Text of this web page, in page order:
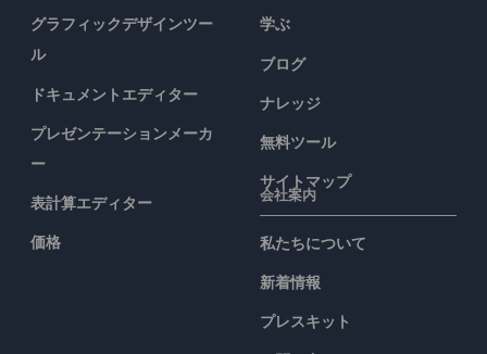
グラフィックデザインツー
ル
ドキュメントエディター
プレゼンテーションメーカ
ー
表計算エディター
価格
学ぶ
ブログ
ナレッジ
無料ツール
サイトマップ
会社案内
私たちについて
新着情報
プレスキット